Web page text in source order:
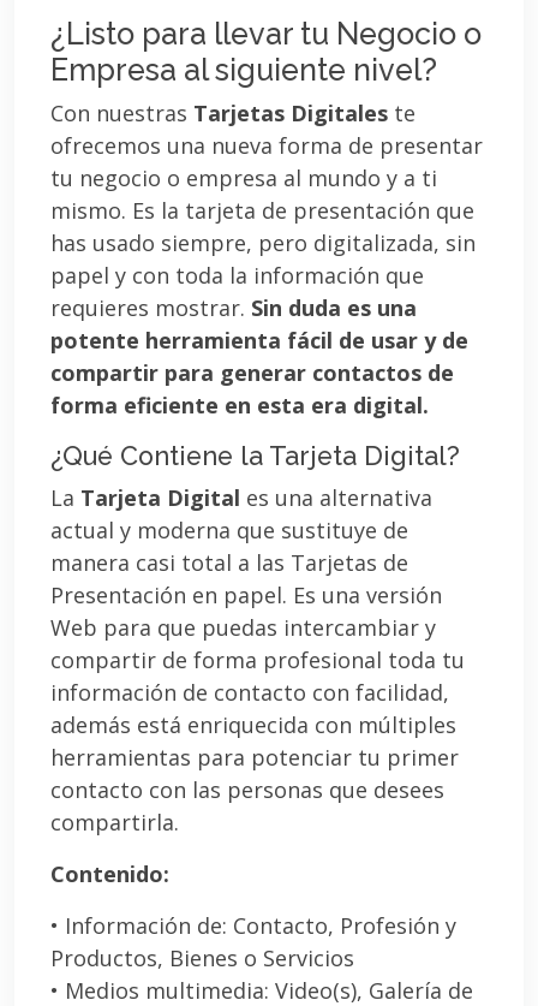
¿Listo para llevar tu Negocio o
Empresa al siguiente nivel?
Con nuestras Tarjetas Digitales te
ofrecemos una nueva forma de presentar
tu negocio o empresa al mundo y a ti
mismo. Es la tarjeta de presentación que
has usado siempre, pero digitalizada, sin
papel y con toda la información que
requieres mostrar. Sin duda es una
potente herramienta fácil de usar y de
compartir para generar contactos de
forma eficiente en esta era digital.
¿Qué Contiene la Tarjeta Digital?
La Tarjeta Digital es una alternativa
actual y moderna que sustituye de
manera casi total a las Tarjetas de
Presentación en papel. Es una versión
Web para que puedas intercambiar y
compartir de forma profesional toda tu
información de contacto con facilidad,
además está enriquecida con múltiples
herramientas para potenciar tu primer
contacto con las personas que desees
compartirla.
Contenido:
• Información de: Contacto, Profesión y
Productos, Bienes o Servicios
• Medios multimedia: Video(s), Galería de